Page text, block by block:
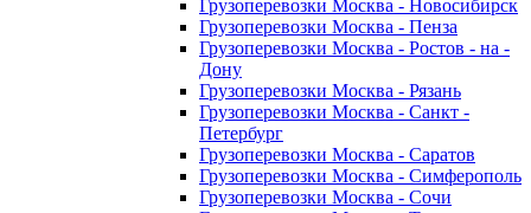
Грузоперевозки Москва - Новосибирск
Грузоперевозки Москва - Пенза
Грузоперевозки Москва - Ростов - на -
Дону
Грузоперевозки Москва - Рязань
Грузоперевозки Москва - Санкт -
Петербург
Грузоперевозки Москва - Саратов
Грузоперевозки Москва - Симферополь
Грузоперевозки Москва - Сочи